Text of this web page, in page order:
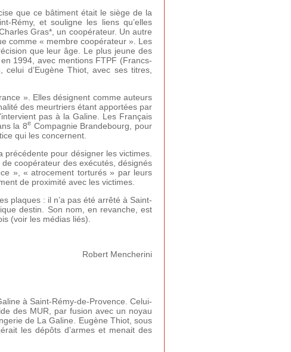
que ce bâtiment était le siège de la
Rémy, et souligne les liens qu’elles
Gras*, un coopérateur. Un autre
comme « membre coopérateur ». Les
que leur âge. Le plus jeune des
1994, avec mentions FTPF (Francs-
d’Eugène Thiot, avec ses titres,
». Elles désignent comme auteurs
des meurtriers étant apportées par
pas à la Galine. Les Français
la 8e Compagnie Brandebourg, pour
qui les concernent.
pour désigner les victimes.
coopérateur des exécutés, désignés
», « atrocement torturés » par leurs
de proximité avec les victimes.
plaques : il n’a pas été arrêté à Saint-
destin. Son nom, en revanche, est
(voir les médias liés).
Robert Mencherini
à Saint-Rémy-de-Provence. Celui-
des MUR, par fusion avec un noyau
de La Galine. Eugène Thiot, sous
les dépôts d’armes et menait des